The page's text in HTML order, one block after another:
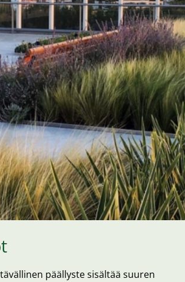
päällyste sisältää suuren